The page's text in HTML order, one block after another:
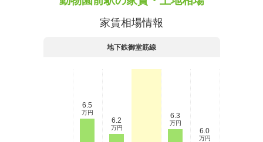
家賃相場情報
地下鉄御堂筋線
6.5
万円
6.2
万円
6.3
万円
6.0
万円